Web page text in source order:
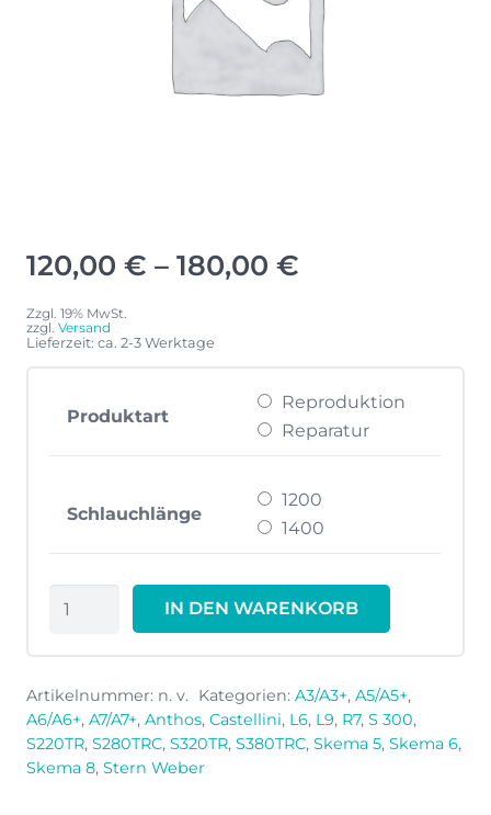
120,00 € – 180,00 €
Zzgl. 19% MwSt.
zzgl. Versand
Lieferzeit: ca. 2-3 Werktage
Produktart
Reproduktion
Reparatur
Schlauchlänge
1200
1400
ZE-
Schlauch
mit
IN DEN WARENKORB
Artikelnummer: n. v. Kategorien: A3/A3+, A5/A5+,
A6/A6+, A7/A7+, Anthos, Castellini, L6, L9, R7, S 300,
S220TR, S280TRC, S320TR, S380TRC, Skema 5, Skema 6,
Skema 8, Stern Weber